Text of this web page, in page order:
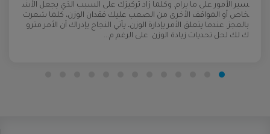
سير الأمور على ما يرام. وكلما زاد تركيزك على السبب الذي يجعل الأش
خاص أو المواقف الأخرى من الصعب عليك فقدان الوزن، كلما شعرت
بالعجز. عندما يتعلق الأمر بإدارة الوزن، يأتي النجاح بإدراك أن الأمر مترو
ك لك لحل تحديات زيادة الوزن. على الرغم م...